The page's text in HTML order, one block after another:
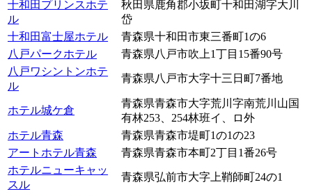
十和田プリンスホテ
ル
秋田県鹿角郡小坂町十和田湖字大川
岱
十和田富士屋ホテル
青森県十和田市東三番町1の6
八戸パークホテル
青森県八戸市吹上1丁目15番90号
八戸ワシントンホテ
ル
青森県八戸市大字十三日町7番地
ホテル城ケ倉
青森県青森市大字荒川字南荒川山国
有林253、254林班イ、ロ外
ホテル青森
青森県青森市堤町1の1の23
アートホテル青森
青森県青森市本町2丁目1番26号
ホテルニューキャッ
スル
青森県弘前市大字上鞘師町24の1